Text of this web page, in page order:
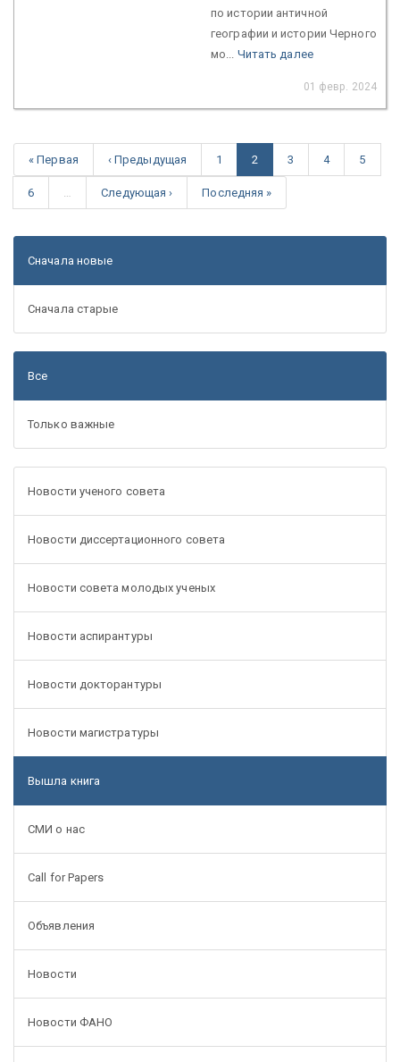
по истории античной
географии и истории Черного
мо... Читать далее
01 февр. 2024
« Первая ‹ Предыдущая 1 2 3 4 5
6 Следующая › Последняя »
Сначала новые
Сначала старые
Все
Только важные
Новости ученого совета
Новости диссертационного совета
Новости совета молодых ученых
Новости аспирантуры
Новости докторантуры
Новости магистратуры
Вышла книга
СМИ о нас
Call for Papers
Объявления
Новости
Новости ФАНО